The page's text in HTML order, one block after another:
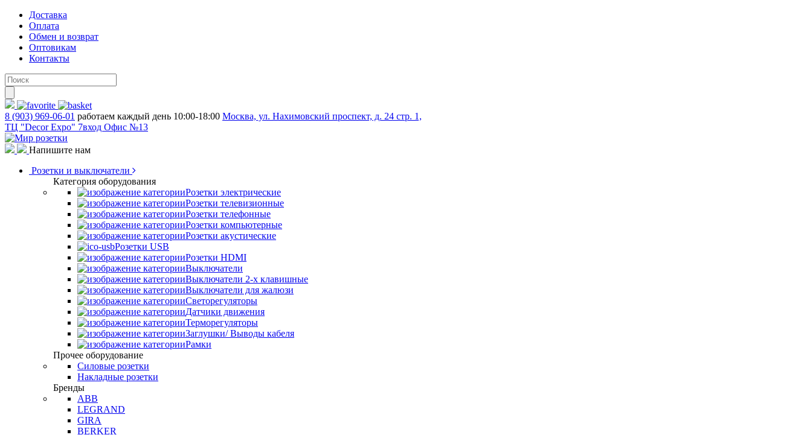
Доставка
Оплата
Обмен и возврат
Оптовикам
Контакты
8 (903) 969-06-01 работаем каждый день 10:00-18:00 Москва, ул. Нахимовский проспект, д. 24 стр. 1,
ТЦ "Decor Expo" 7вход Офис №13
Напишите нам
Розетки и выключатели
Категория оборудования
Розетки электрические
Розетки телевизионные
Розетки телефонные
Розетки компьютерные
Розетки акустические
Розетки USB
Розетки HDMI
Выключатели
Выключатели 2-х клавишные
Выключатели для жалюзи
Светорегуляторы
Датчики движения
Терморегуляторы
Заглушки/ Выводы кабеля
Рамки
Прочее оборудование
Силовые розетки
Накладные розетки
Бренды
ABB
LEGRAND
GIRA
BERKER